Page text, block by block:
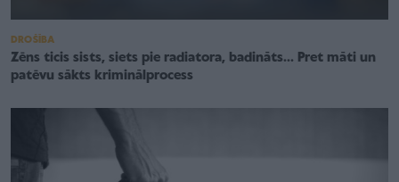
DROŠĪBA
Zēns ticis sists, siets pie radiatora, badināts... Pret māti un
patēvu sākts kriminālprocess